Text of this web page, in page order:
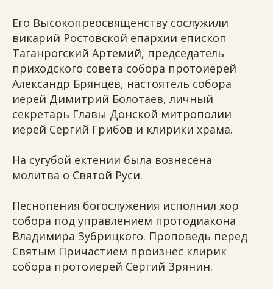
Его Высокопреосвященству сослужили
викарий Ростовской епархии епископ
Таганрогский Артемий, председатель
приходского совета собора протоиерей
Александр Брянцев, настоятель собора
иерей Димитрий Болотаев, личный
секретарь Главы Донской митрополии
иерей Сергий Грибов и клирики храма.
На сугубой ектении была вознесена
молитва о Святой Руси.
Песнопения богослужения исполнил хор
собора под управлением протодиакона
Владимира Зубрицкого. Проповедь перед
Святым Причастием произнес клирик
собора протоиерей Сергий Зрянин.